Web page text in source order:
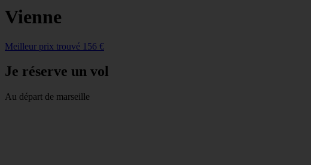
Vienne
Meilleur prix trouvé 156 €
Je réserve un vol
Au départ de marseille